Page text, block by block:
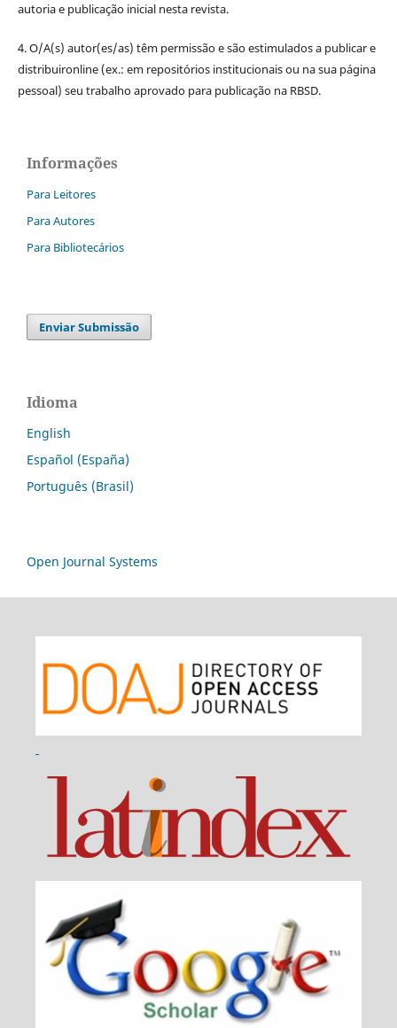
autoria e publicação inicial nesta revista.
4. O/A(s) autor(es/as) têm permissão e são estimulados a publicar e
distribuironline (ex.: em repositórios institucionais ou na sua página
pessoal) seu trabalho aprovado para publicação na RBSD.
Informações
Para Leitores
Para Autores
Para Bibliotecários
Enviar Submissão
Idioma
English
Español (España)
Português (Brasil)
Open Journal Systems